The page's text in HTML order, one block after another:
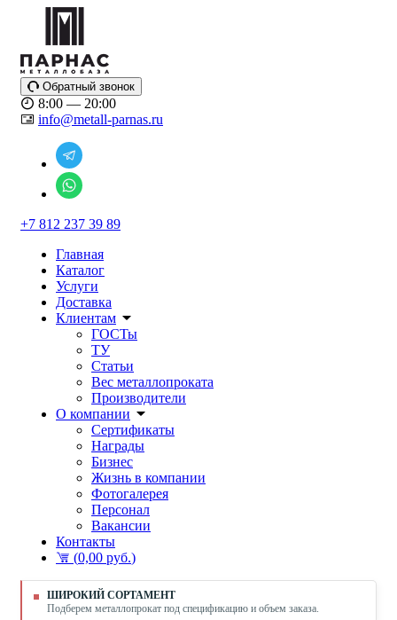
Обратный звонок
8:00 — 20:00
info@metall-parnas.ru
+7 812 237 39 89
Главная
Каталог
Услуги
Доставка
Клиентам
ГОСТы
ТУ
Статьи
Вес металлопроката
Производители
О компании
Сертификаты
Награды
Бизнес
Жизнь в компании
Фотогалерея
Персонал
Вакансии
Контакты
(0,00 руб.)
ШИРОКИЙ СОРТАМЕНТ
Подберем металлопрокат под спецификацию и объем заказа.